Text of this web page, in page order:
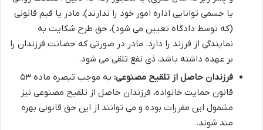
یا جسمی توانایی اداره امور خود را ندارند)، مادر یا قیم قانونی
(که توسط دادگاه تعیین می شود)، حق طرح شکایت به
نمایندگی از فرزند را دارد. مادر در صورتی که حضانت فرزندان را
بر عهده داشته باشد، ذی نفع تلقی می شود.
فرزندان حاصل از تلقیح مصنوعی:
به موجب تبصره ماده ۵۳
قانون حمایت خانواده، فرزندان حاصل از تلقیح مصنوعی نیز
مشمول این مقررات بوده و می توانند از این حق قانونی بهره
مند شوند.